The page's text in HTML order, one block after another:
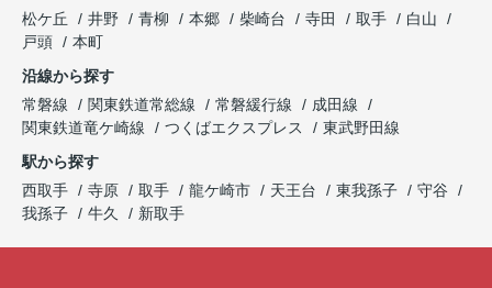
松ケ丘
井野 青柳 本郷 柴崎台 寺田 取手
白山
戸頭
本町
沿線から探す
常磐線
関東鉄道常総線 常磐緩行線
成田線
関東鉄道竜ケ崎線
つくばエクスプレス
東武野田線
駅から探す
西取手
寺原 取手 龍ケ崎市 天王台 東我孫子
守谷
我孫子
牛久 新取手